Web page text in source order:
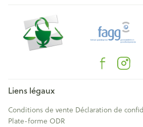
Liens légaux
Conditions de vente Déclaration de
Plate-forme ODR